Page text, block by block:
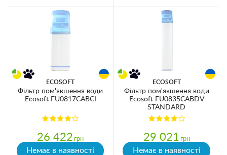
ECOSOFT
Фільтр пом'якшення води
Ecosoft FU0817CABCI
26 422 грн
Немає в наявності
ECOSOFT
Фільтр пом'якшення води
Ecosoft FU0835CABDV
STANDARD
29 021 грн
Немає в наявності